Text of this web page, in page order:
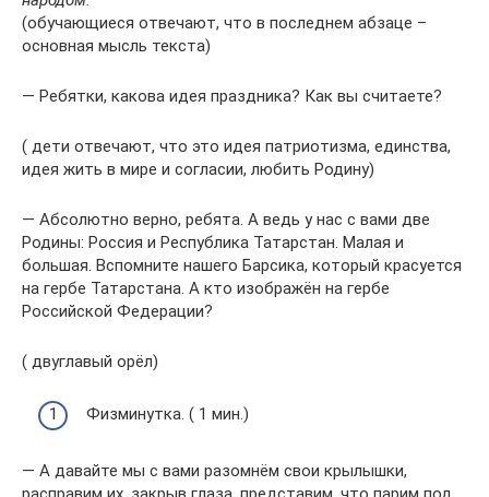
(обучающиеся отвечают, что в последнем абзаце –
основная мысль текста)
— Ребятки, какова идея праздника? Как вы считаете?
( дети отвечают, что это идея патриотизма, единства,
идея жить в мире и согласии, любить Родину)
— Абсолютно верно, ребята. А ведь у нас с вами две
Родины: Россия и Республика Татарстан. Малая и
большая. Вспомните нашего Барсика, который красуется
на гербе Татарстана. А кто изображён на гербе
Российской Федерации?
( двуглавый орёл)
Физминутка. ( 1 мин.)
— А давайте мы с вами разомнём свои крылышки,